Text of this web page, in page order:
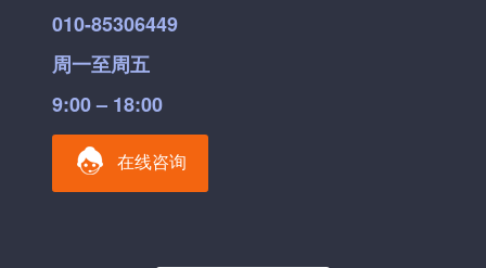
010-85306449
周一至周五
9:00 – 18:00
在线咨询